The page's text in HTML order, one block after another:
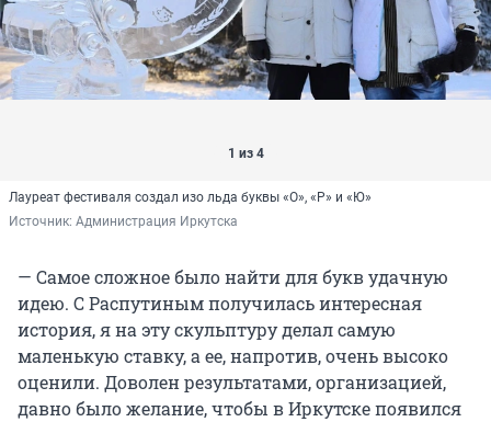
1 из 4
Лауреат фестиваля создал изо льда буквы «О», «Р» и «Ю»
Источник: Администрация Иркутска
— Самое сложное было найти для букв удачную
идею. С Распутиным получилась интересная
история, я на эту скульптуру делал самую
маленькую ставку, а ее, напротив, очень высоко
оценили. Доволен результатами, организацией,
давно было желание, чтобы в Иркутске появился